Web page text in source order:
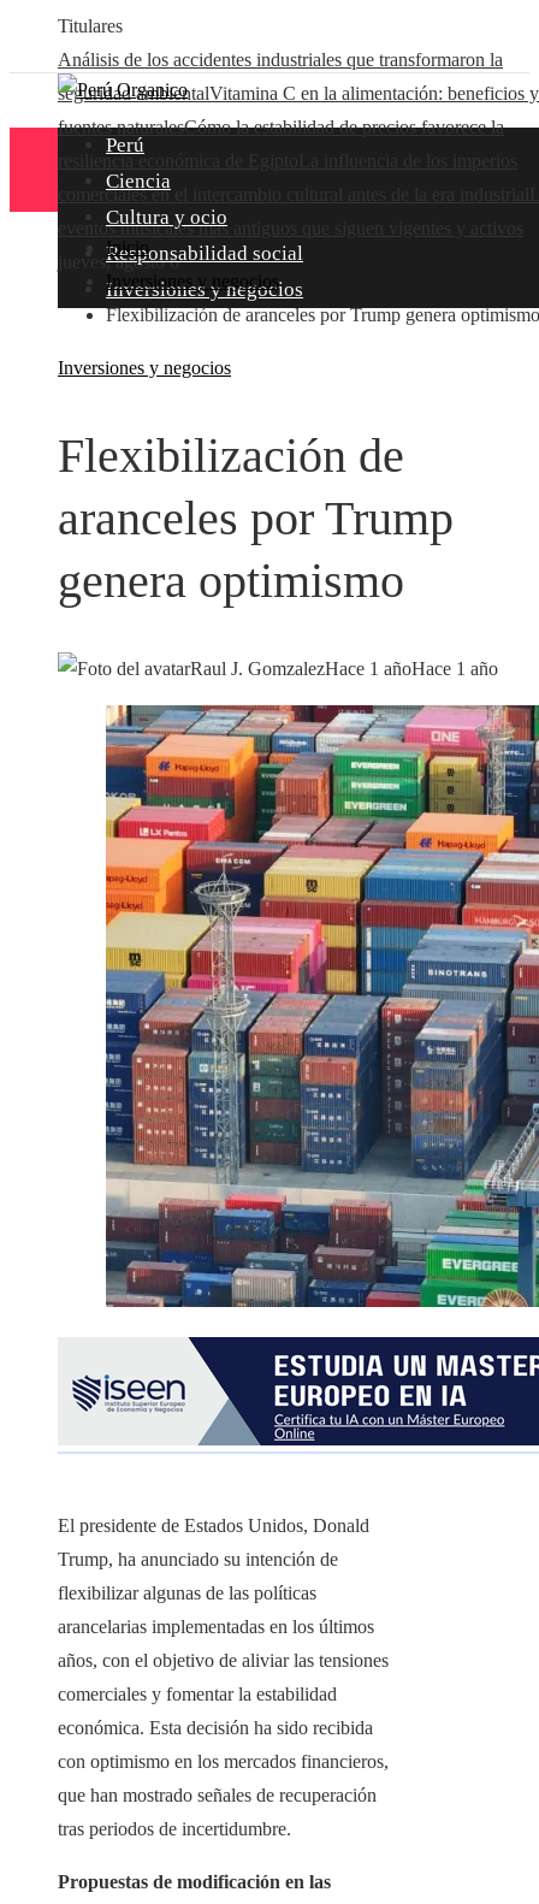
Titulares
Análisis de los accidentes industriales que transformaron la
seguridad ambientalVitamina C en la alimentación: beneficios y
fuentes naturalesCómo la estabilidad de precios favorece la
resiliencia económica de Egipto
comerciales en el intercambio cultural antes de la era industrial
eventos musicales más antiguos que siguen vigentes y activos
jueves, agosto 6
Perú
Ciencia
Cultura y ocio
Responsabilidad social
Inversiones y negocios
Inicio
Inversiones y negocios
Flexibilización de aranceles por Trump genera optimismo
Inversiones y negocios
Flexibilización de
aranceles por Trump
genera optimismo
Raul J. GomzalezHace 1 añoHace 1 año
El presidente de Estados Unidos, Donald
Trump, ha anunciado su intención de
flexibilizar algunas de las políticas
arancelarias implementadas en los últimos
años, con el objetivo de aliviar las tensiones
comerciales y fomentar la estabilidad
económica. Esta decisión ha sido recibida
con optimismo en los mercados financieros,
que han mostrado señales de recuperación
tras periodos de incertidumbre.​
Propuestas de modificación en las